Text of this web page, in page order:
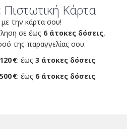
Πιστωτική Κάρτα
την κάρτα σου!
σε έως 6 άτοκες δόσεις,
της παραγγελίας σου.
€: έως 3 άτοκες δόσεις
€: έως 6 άτοκες δόσεις